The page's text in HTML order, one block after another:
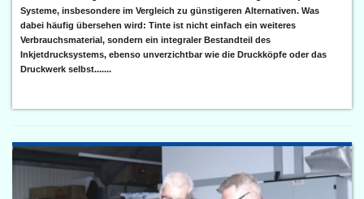
Systeme, insbesondere im Vergleich zu günstigeren Alternativen. Was
dabei häufig übersehen wird: Tinte ist nicht einfach ein weiteres
Verbrauchsmaterial, sondern ein integraler Bestandteil des
Inkjetdrucksystems, ebenso unverzichtbar wie die Druckköpfe oder das
Druckwerk selbst.......